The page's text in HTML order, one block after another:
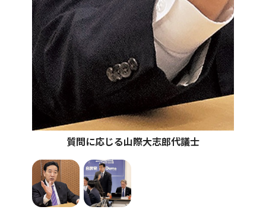
質問に応じる山際大志郎代議士